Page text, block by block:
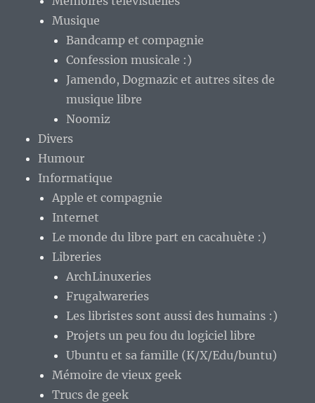
Musique
Bandcamp et compagnie
Confession musicale :)
Jamendo, Dogmazic et autres sites de
musique libre
Noomiz
Divers
Humour
Informatique
Apple et compagnie
Internet
Le monde du libre part en cacahuète :)
Libreries
ArchLinuxeries
Frugalwareries
Les libristes sont aussi des humains :)
Projets un peu fou du logiciel libre
Ubuntu et sa famille (K/X/Edu/buntu)
Mémoire de vieux geek
Trucs de geek